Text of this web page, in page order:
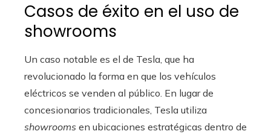
Casos de éxito en el uso de
showrooms
Un caso notable es el de Tesla, que ha
revolucionado la forma en que los vehículos
eléctricos se venden al público. En lugar de
concesionarios tradicionales, Tesla utiliza
showrooms en ubicaciones estratégicas dentro de